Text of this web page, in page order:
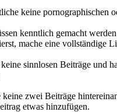
keine pornographischen
kenntlich gemacht
mache eine vollständige
sinnlosen Beiträge und
zwei Beiträge
etwas hinzufügen.